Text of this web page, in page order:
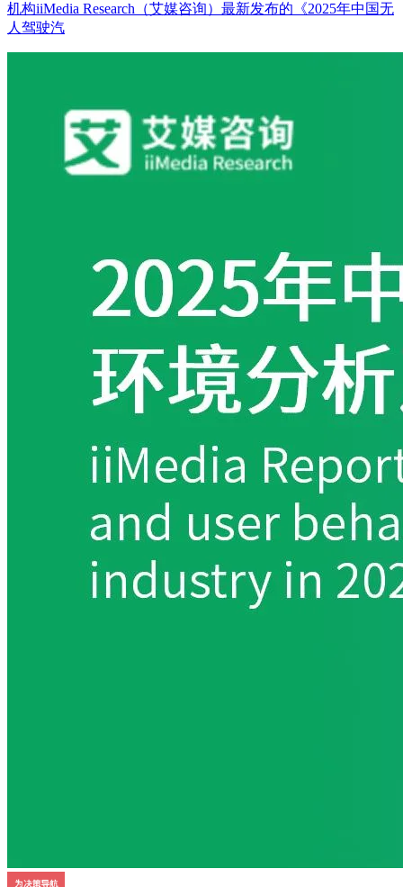
机构iiMedia Research（艾媒咨询）最新发布的《2025年中国无
人驾驶汽